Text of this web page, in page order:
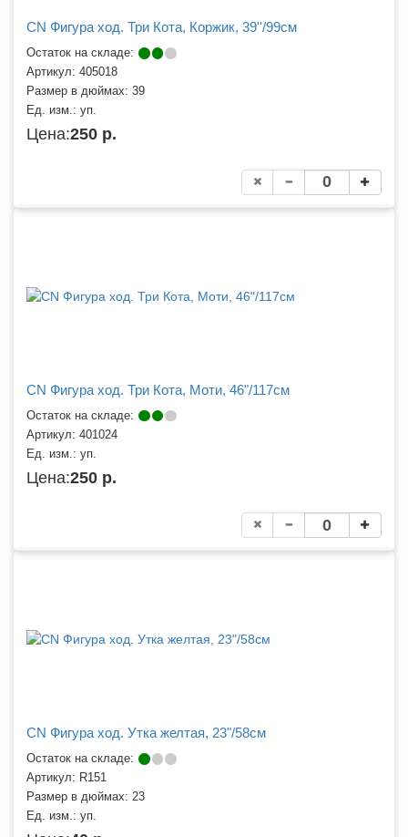
CN Фигура ход. Три Кота, Коржик, 39''/99см
Остаток на складе:
Артикул: 405018
Размер в дюймах: 39
Ед. изм.: уп.
Цена:250 р.
CN Фигура ход. Три Кота, Моти, 46"/117см
Остаток на складе:
Артикул: 401024
Ед. изм.: уп.
Цена:250 р.
CN Фигура ход. Утка желтая, 23"/58см
Остаток на складе:
Артикул: R151
Размер в дюймах: 23
Ед. изм.: уп.